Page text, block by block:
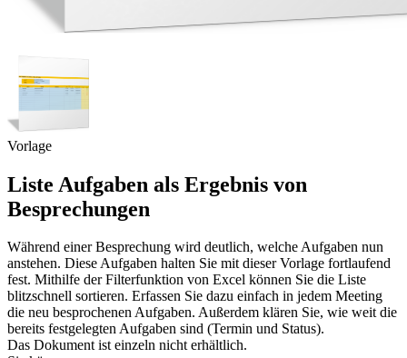
Vorlage
Liste Aufgaben als Ergebnis von
Besprechungen
Während einer Besprechung wird deutlich, welche Aufgaben nun
anstehen. Diese Aufgaben halten Sie mit dieser Vorlage fortlaufend
fest. Mithilfe der Filterfunktion von Excel können Sie die Liste
blitzschnell sortieren. Erfassen Sie dazu einfach in jedem Meeting
die neu besprochenen Aufgaben. Außerdem klären Sie, wie weit die
bereits festgelegten Aufgaben sind (Termin und Status).
Das Dokument ist einzeln nicht erhältlich.